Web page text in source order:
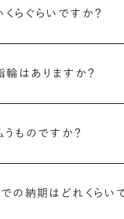
にしつつも、ご自身で
りこのリングが好き」
ンキングを見る
試着を通して探してみまし
エリーや時計があれば
道は同じ色味を選ぶこ
輪は複数の素材を使っ
まりそうです。具体的
いは太めの幅を選ぶ
らぐらいですか？
万円。20〜25万円未満
はありますか？
、ダイヤモンドの有無
ものですか？
、次いで妻が8.7%、
の納期はどれくらい